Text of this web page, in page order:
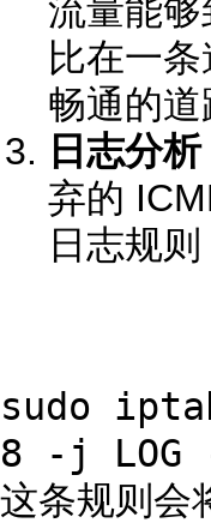
流量能
比在一
畅通的
日志分析
弃的
日志规则
sudo
8 -j
这条规则会